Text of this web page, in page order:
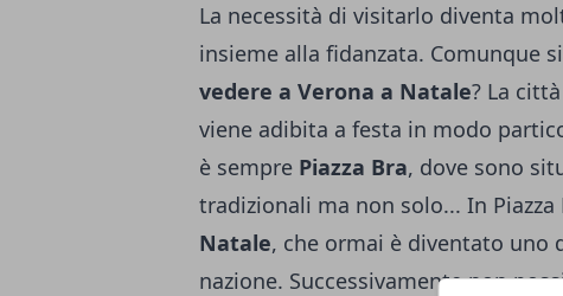
La necessità di visitarlo diventa
insieme alla fidanzata. Comunque
vedere a Verona a Natale? La
viene adibita a festa in modo
è sempre Piazza Bra, dove sono
tradizionali ma non solo... In Piazza
Natale, che ormai è diventato uno
nazione. Successivamente non